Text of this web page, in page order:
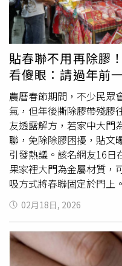
團訓與年度集訓外，每一
演出的實際狀況與問題
療等各領域講師，增強演
次的回饋報告，梳理內在
理諮商輔導，陪伴演員面
子醫生的演員不需要一定
募有一定社會經歷的人來
成為紅鼻子醫生，Luc說，
僅要在人際層面打開自己
演藝術家，最重要的是，
中，葉道煌恰好遇上了正
人Luc和馬照琪領軍，在
輕快的音樂聲瞬間充滿了
煌，在得到媽媽的同意後
繞行病房。在病況穩定後
服，跟著音樂遊行一起環
寡歡的他，終於有力氣再
為紅鼻子醫生的助手，一
一起戴上紅鼻子面具，在
因身體健康影響，很難下
週的紅鼻子醫生表演，漸
煌甚至不忘準備禮物給其
病魔，於2017年1月逝世
讓人開心的本事，讓葉道
明星，我要去天堂了」。
明，充滿想像，畫出自己
志龍攝）他生前所留下的
悉心整理成繪本，記錄下
貼春聯不用再除膠
看傻眼：請過年前
農曆春節期間，不少民眾
氣，但年後撕除膠帶殘膠
友透露解方，若家中大門
聯，免除除膠困擾，貼文
引發熱議。該名網友16日
果家裡大門為金屬材質，
吸方式將春聯固定於門上
更換，不必擔心膠帶殘留
貼文曝光後，不少網友湧
封你為春聯門神」、「曹
了20年膠帶的我是 小丑
謝謝」、「為什麼讓我黏
02月18日, 2026